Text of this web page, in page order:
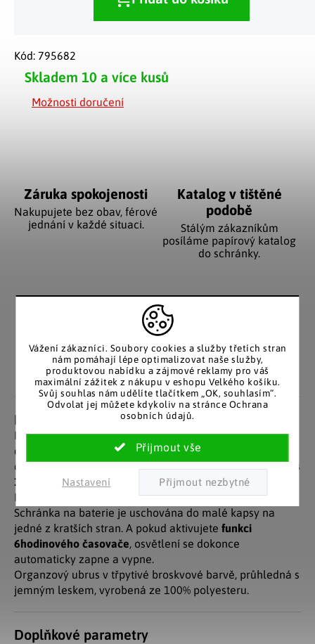
Vážení zákazníci. Soubory cookies a služby třetích stran
nám pomáhají lépe optimalizovat naše služby,
produktovou nabídku a zájmové reklamy pro váš
maximální zážitek z nákupu v eshopu Velkého košíku.
Svůj souhlas nám udělíte tlačítkem „OK, souhlasím“.
Odvolat jej můžete kdykoliv na stránce Ochrana
osobních údajů.
Nastavení
Skladem 10 a více kusů
Možnosti doručení
Kód: 795682
Záruka spokojenosti
Nakupujete bez obav, férové
jednání v každé situaci.
Katalog v tištěné
podobě
Stálým zákazníkům
posíláme papírový katalog
do schránky.
Za desítky let na trhu jsme
nasbírali stovky tisíc
spokojených zákazníků.
Z českých skladů pro české
zákazníky. Značkové zboží
se zárukou původu.
Detailní popis produktu
Dekorační látka, která okouzlí svým třpytem a skvěle
ozdobí slavnostní stůl, okolí vánočního stromečku či
okno. Lesklá organza je prošita tenkým svítícím řetězem
s
198 LED
diodami.
Provoz na baterie 4x AA (nutno zakoupit zvlášť).
Schránka na baterie je uschována do malé kapsy na
jedné z kratších stran. A pokud aktivujete funkci
6hodinového časovače, osvětlení se dokonce
automaticky zapne a vypne.
Organzový ubrus v třpytivé broskvové barvě, průhledná s
jemným leskem, vyrobená ze 100% polyesteru.
Doplňkové parametry